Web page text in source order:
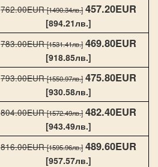
762.00EUR[1490.34лв.] 457.20EUR
[894.21лв.]
783.00EUR[1531.41лв.] 469.80EUR
[918.85лв.]
793.00EUR[1550.97лв.] 475.80EUR
[930.58лв.]
804.00EUR[1572.49лв.] 482.40EUR
[943.49лв.]
816.00EUR[1595.96лв.] 489.60EUR
[957.57лв.]